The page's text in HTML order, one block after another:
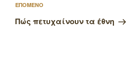
Επόμενο
άρθρο
ΕΠΟΜΕΝΟ
Πώς πετυχαίνουν τα έθνη